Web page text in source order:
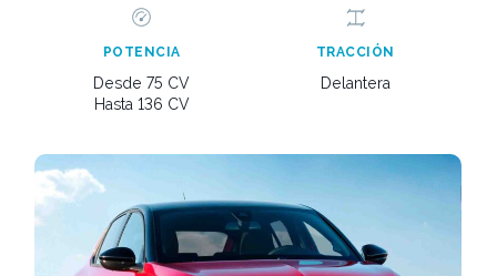
POTENCIA
Desde 75 CV
Hasta 136 CV
TRACCIÓN
Delantera